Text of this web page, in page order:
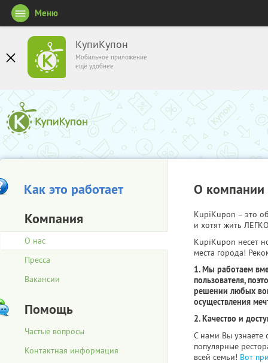
КупиКупон
Мобильное приложение
ещё удобнее
Меню
Как это работает
Компания
О нас
Пресса
Вакансии
Помощь
Частые вопросы
Контактная информация
О компании
KupiKupon – это
и хотят жить
KupiKupon несет
места города!
1. Мы работаем
пользователя,
решении любых
осуществления
2. Качество и
С нами Вы узнаете
популярные
всей семьи! Вот